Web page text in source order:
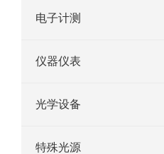
电子计测
仪器仪表
光学设备
特殊光源